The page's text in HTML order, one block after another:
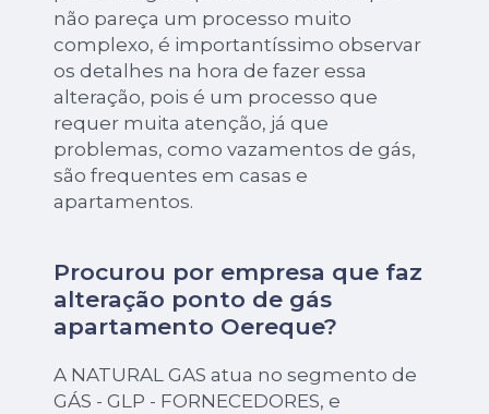
não pareça um processo muito
complexo, é importantíssimo observar
os detalhes na hora de fazer essa
alteração, pois é um processo que
requer muita atenção, já que
problemas, como vazamentos de gás,
são frequentes em casas e
apartamentos.
Procurou por empresa que faz
alteração ponto de gás
apartamento Oereque?
A NATURAL GAS atua no segmento de
GÁS - GLP - FORNECEDORES, e